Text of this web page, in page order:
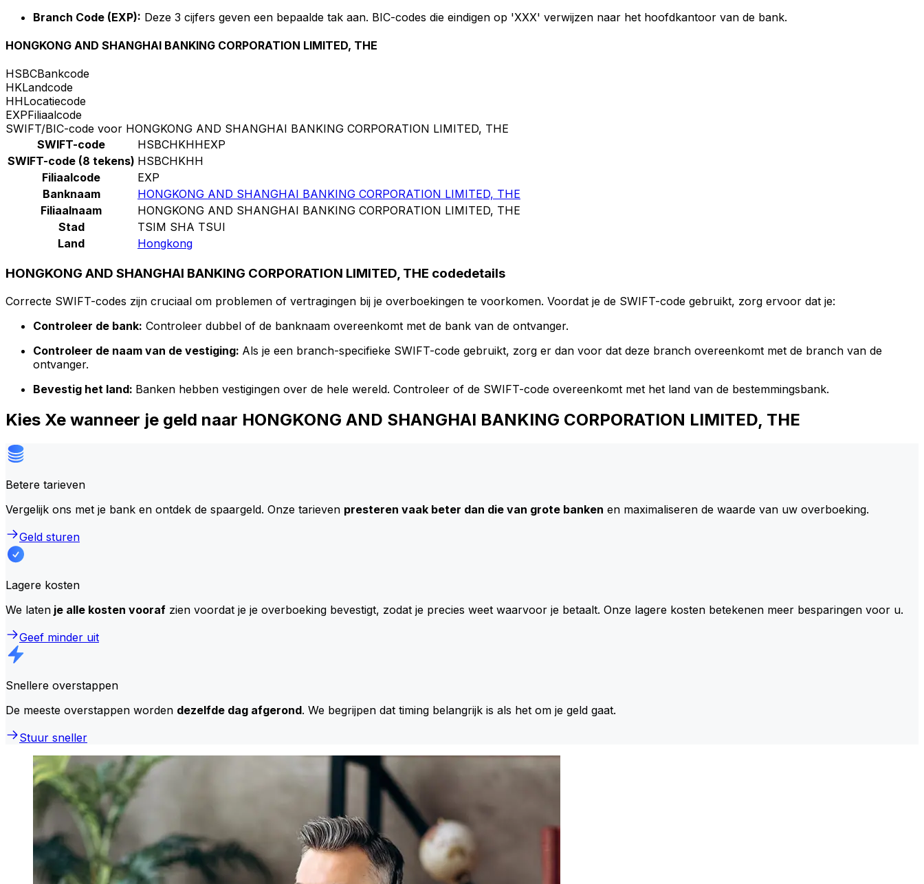
Branch Code (EXP): Deze 3 cijfers geven een bepaalde tak aan. BIC-codes die eindigen op 'XXX' verwijzen naar het hoofdkantoor van de bank.
HONGKONG AND SHANGHAI BANKING CORPORATION LIMITED, THE
HSBCBankcode
HKLandcode
HHLocatiecode
EXPFiliaalcode
SWIFT/BIC-code voor HONGKONG AND SHANGHAI BANKING CORPORATION LIMITED, THE
SWIFT-code
HSBCHKHHEXP
SWIFT-code (8 tekens) HSBCHKHH
Filiaalcode
EXP
Banknaam
HONGKONG AND SHANGHAI BANKING CORPORATION LIMITED, THE
Filiaalnaam
HONGKONG AND SHANGHAI BANKING CORPORATION LIMITED, THE
Stad
TSIM SHA TSUI
Land
Hongkong
HONGKONG AND SHANGHAI BANKING CORPORATION LIMITED, THE codedetails
Correcte SWIFT-codes zijn cruciaal om problemen of vertragingen bij je overboekingen te voorkomen. Voordat je de SWIFT-code gebruikt, zorg ervoor dat je:
Controleer de bank: Controleer dubbel of de banknaam overeenkomt met de bank van de ontvanger.
Controleer de naam van de vestiging: Als je een branch-specifieke SWIFT-code gebruikt, zorg er dan voor dat deze branch overeenkomt met de branch van de
ontvanger.
Bevestig het land: Banken hebben vestigingen over de hele wereld. Controleer of de SWIFT-code overeenkomt met het land van de bestemmingsbank.
Kies Xe wanneer je geld naar HONGKONG AND SHANGHAI BANKING CORPORATION LIMITED, THE
Betere tarieven
Vergelijk ons met je bank en ontdek de spaargeld. Onze tarieven presteren vaak beter dan die van grote banken en maximaliseren de waarde van uw overboeking.
Geld sturen
Lagere kosten
We laten je alle kosten vooraf zien voordat je je overboeking bevestigt, zodat je precies weet waarvoor je betaalt. Onze lagere kosten betekenen meer besparingen voor u.
Geef minder uit
Snellere overstappen
De meeste overstappen worden dezelfde dag afgerond. We begrijpen dat timing belangrijk is als het om je geld gaat.
Stuur sneller